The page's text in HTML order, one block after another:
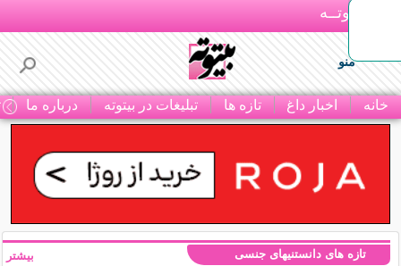
بـیتوتــه
منو
خانه اخبار داغ تازه ها تبلیغات در بیتوته درباره ما
تازه های دانستنیهای جنسی بیشتر